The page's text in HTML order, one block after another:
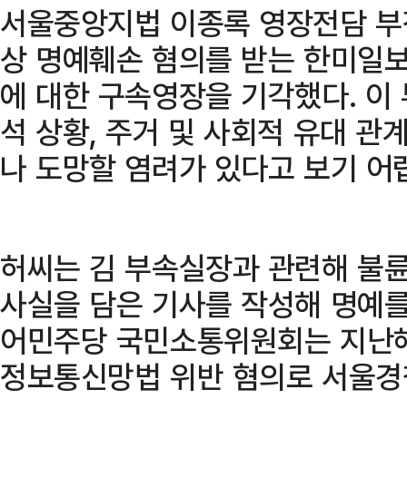
서울중앙지법 이종록 영장전담
상 명예훼손 혐의를 받는 한미일
에 대한 구속영장을 기각했다.
석 상황, 주거 및 사회적 유대 관
나 도망할 염려가 있다고 보기
허씨는 김 부속실장과 관련해 불
사실을 담은 기사를 작성해 명예
어민주당 국민소통위원회는 지
정보통신망법 위반 혐의로 서울